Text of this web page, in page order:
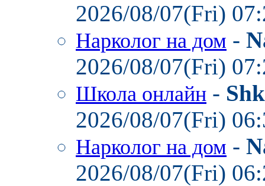
2026/08/07(Fri)
Нарколог на дом -
2026/08/07(Fri)
Школа онлайн -
2026/08/07(Fri)
Нарколог на дом -
2026/08/07(Fri)